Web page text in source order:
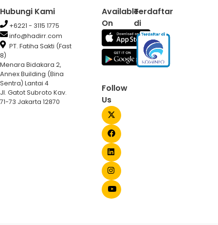
Hubungi Kami
+6221 - 3115 1775
info@hadirr.com
PT. Fatiha Sakti (Fast
8)
Menara Bidakara 2,
Annex Building (Bina
Sentra) Lantai 4
Jl. Gatot Subroto Kav.
71-73 Jakarta 12870
Available
On
Follow
Us
Terdaftar
di